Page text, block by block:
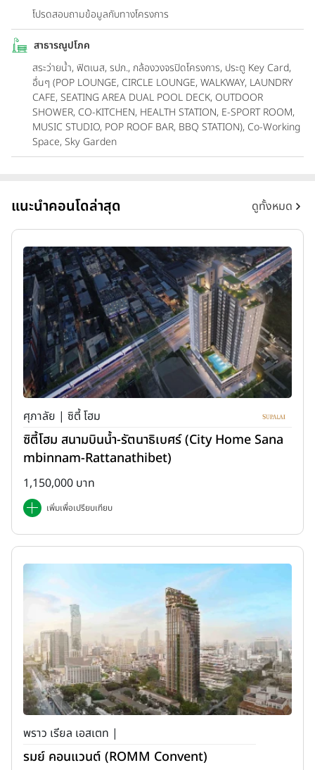
โปรดสอบถามข้อมูลกับทางโครงการ
สาธารณูปโภค
สระว่ายน้ำ, ฟิตเนส, รปภ., กล้องวงจรปิดโครงการ, ประตู Key Card,
อื่นๆ (POP LOUNGE, CIRCLE LOUNGE, WALKWAY, LAUNDRY
CAFE, SEATING AREA DUAL POOL DECK, OUTDOOR
SHOWER, CO-KITCHEN, HEALTH STATION, E-SPORT ROOM,
MUSIC STUDIO, POP ROOF BAR, BBQ STATION), Co-Working
Space, Sky Garden
แนะนำคอนโดล่าสุด ดูทั้งหมด
ศุภาลัย | ซิตี้ โฮม
ซิตี้โฮม สนามบินน้ำ-รัตนาธิเบศร์ (City Home Sana
mbinnam-Rattanathibet)
1,150,000 บาท
เพิ่มเพื่อเปรียบเทียบ
พราว เรียล เอสเตท |
รมย์ คอนแวนต์ (ROMM Convent)